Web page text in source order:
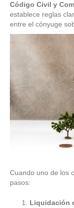
Código Civil y
establece reglas
entre el cónyuge
Cuando uno de los
pasos:
Liquidación